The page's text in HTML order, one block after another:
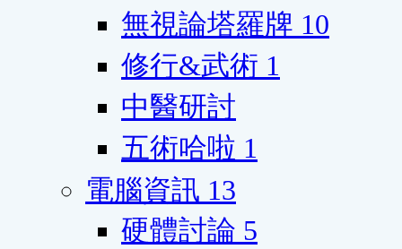
無視論塔羅牌 10
修行&武術 1
中醫研討
五術哈啦 1
電腦資訊 13
硬體討論 5